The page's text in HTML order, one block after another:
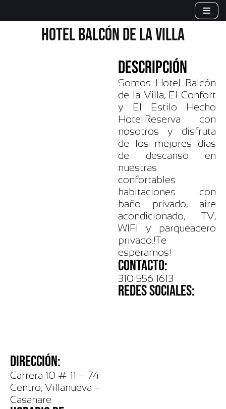
HOTEL BALCÓN DE LA VILLA
DESCRIPCIÓN
Somos Hotel Balcón
de la Villa, El Confort
y El Estilo Hecho
Hotel.Reserva con
nosotros y disfruta
de los mejores días
de descanso en
nuestras
confortables
habitaciones con
baño privado, aire
acondicionado, TV,
WIFI y parqueadero
privado.!Te
esperamos!
CONTACTO:
310 556 1613
REDES SOCIALES:
DIRECCIÓN:
Carrera 10 # 11 – 74
Centro, Villanueva –
Casanare